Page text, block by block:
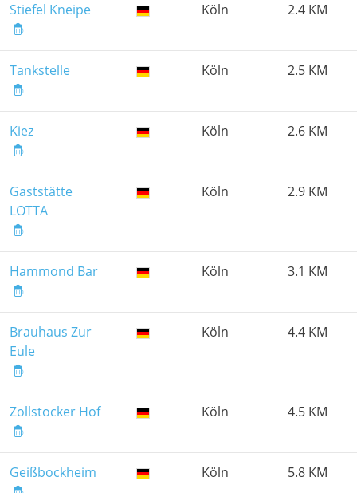
Stiefel Kneipe Köln 2.4 KM
Tankstelle Köln 2.5 KM
Kiez Köln 2.6 KM
Gaststätte
LOTTA
Köln 2.9 KM
Hammond Bar Köln 3.1 KM
Brauhaus Zur
Eule
Köln 4.4 KM
Zollstocker Hof Köln 4.5 KM
Geißbockheim Köln 5.8 KM